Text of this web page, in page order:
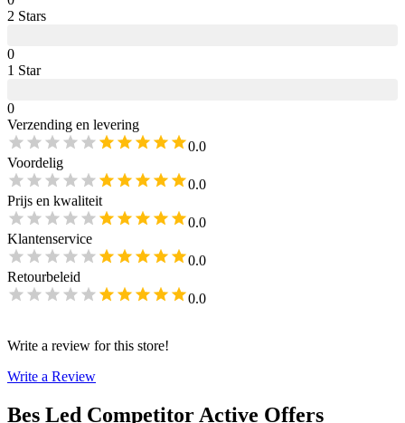
2 Stars
0
1 Star
0
Verzending en levering
0.0
Voordelig
0.0
Prijs en kwaliteit
0.0
Klantenservice
0.0
Retourbeleid
0.0
Write a review for this store!
Write a Review
Bes Led Competitor Active Offers